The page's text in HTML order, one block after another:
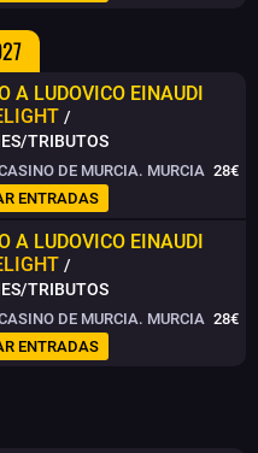
A LUDOVICO EINAUDI
/
TRIBUTOS
DE MURCIA. MURCIA 28€
ENTRADAS
A LUDOVICO EINAUDI
/
TRIBUTOS
DE MURCIA. MURCIA 28€
ENTRADAS